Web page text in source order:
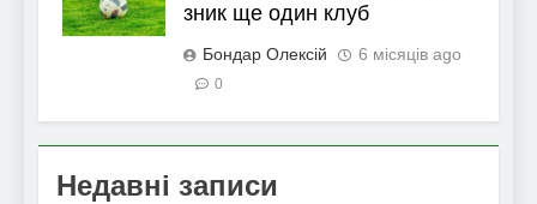
зник ще один клуб
Бондар Олексій 6 місяців ago
0
Недавні записи